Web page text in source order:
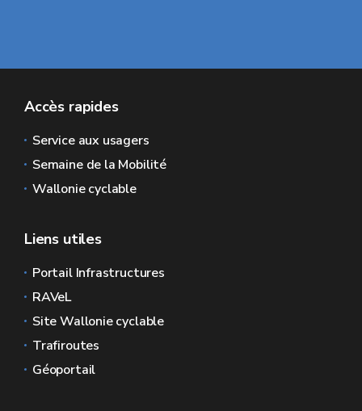
Accès rapides
Service aux usagers
Semaine de la Mobilité
Wallonie cyclable
Liens utiles
Portail Infrastructures
RAVeL
Site Wallonie cyclable
Trafiroutes
Géoportail